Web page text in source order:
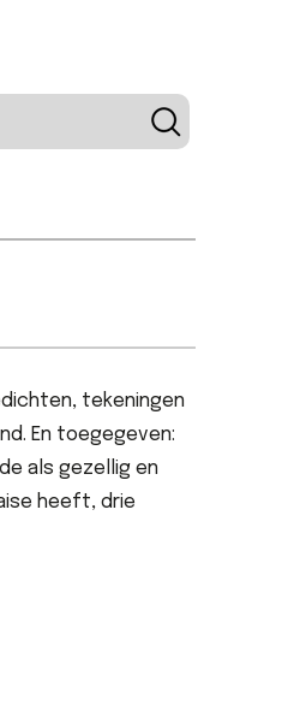
tekeningen
En toegegeven:
als gezellig en
heeft, drie